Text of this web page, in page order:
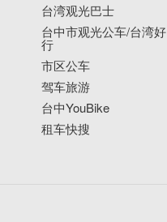
台湾观光巴士
台中市观光公车/台湾好
行
市区公车
驾车旅游
台中YouBike
租车快搜